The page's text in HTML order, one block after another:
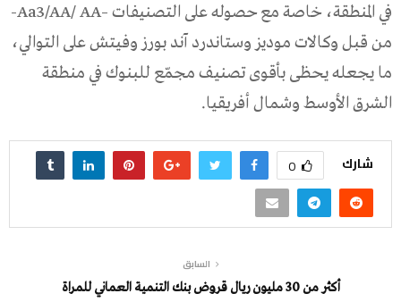
في المنطقة، خاصة مع حصوله على التصنيفات –Aa3/AA/ AA-
من قبل وكالات موديز وستاندرد آند بورز وفيتش على التوالي،
ما يجعله يحظى بأقوى تصنيف مجمّع للبنوك في منطقة
الشرق الأوسط وشمال أفريقيا.
شارك 0
السابق
أكثر من 30 مليون ريال قروض بنك التنمية العماني للمراة